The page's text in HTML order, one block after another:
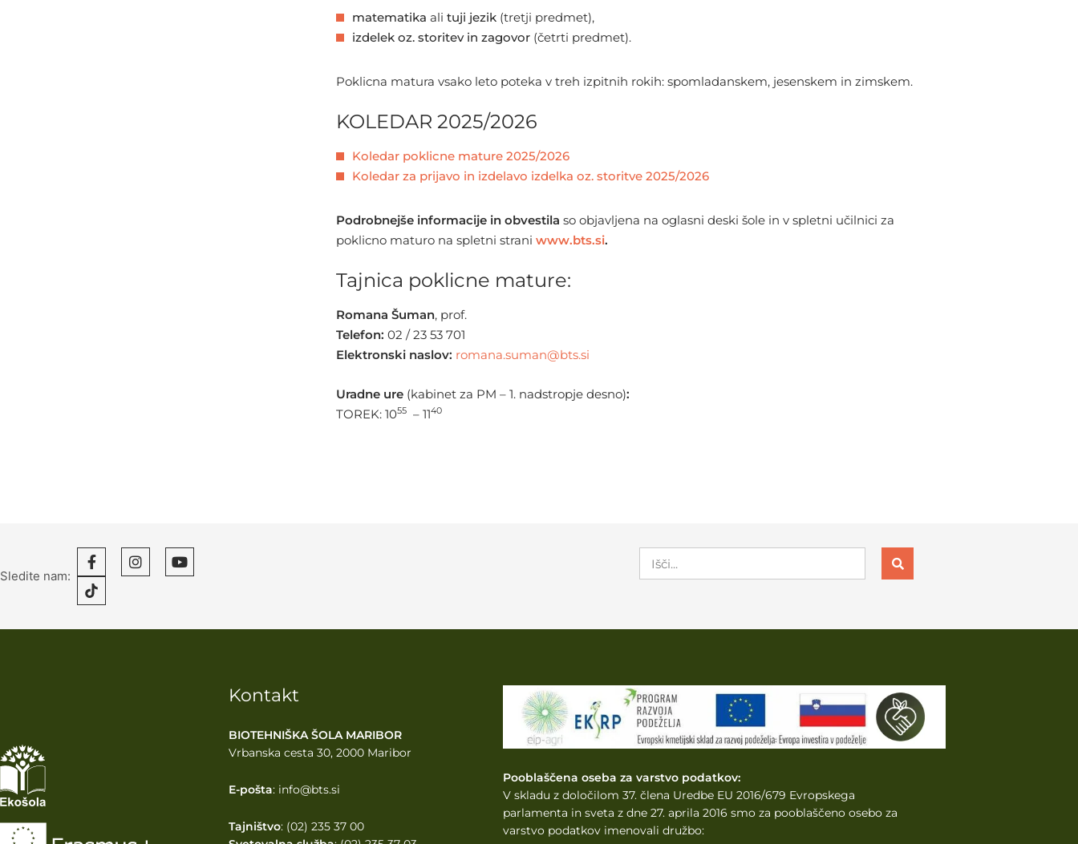
matematika alituji jezik (tretji predmet),
izdelek oz. storitev in zagovor (četrti predmet).
Poklicna matura vsako leto poteka v treh izpitnih rokih: spomladanskem, jesenskem in zimskem.
KOLEDAR 2025/2026
Koledar poklicne mature 2025/2026
Koledar za prijavo in izdelavo izdelka oz. storitve 2025/2026
Podrobnejše informacije in obvestila so objavljena na oglasni deski šole in v spletni učilnici za
poklicno maturo na spletni straniwww.bts.si.
Tajnica poklicne mature:
Romana Šuman, prof.
Telefon: 02 / 23 53 701
Elektronski naslov: romana.suman@bts.si
Uradne ure (kabinet za PM – 1. nadstropje desno):
TOREK: 1055 – 1140
Sledite nam:
Kontakt
BIOTEHNIŠKA ŠOLA MARIBOR
Vrbanska cesta 30, 2000 Maribor
E-pošta: info@bts.si
Tajništvo: (02) 235 37 00
Pooblaščena oseba za varstvo podatkov:
V skladu z določilom 37. člena Uredbe EU 2016/679 Evropskega
parlamenta in sveta z dne 27. aprila 2016 smo za pooblaščeno osebo za
varstvo podatkov imenovali družbo: